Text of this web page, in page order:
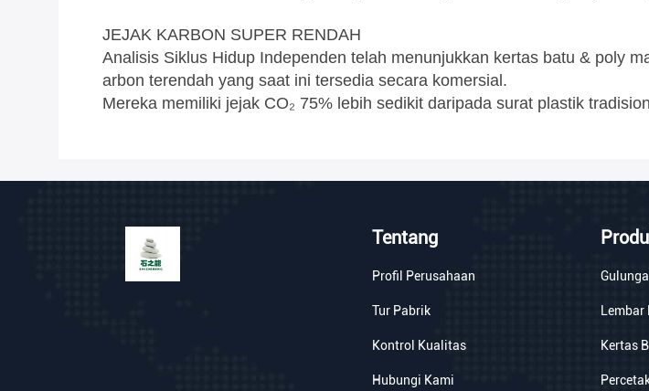
JEJAK KARBON SUPER RENDAH
Analisis Siklus Hidup Independen telah menunjukkan kertas batu & poly
arbon terendah yang saat ini tersedia secara komersial.
Mereka memiliki jejak CO₂ 75% lebih sedikit daripada surat plastik
Tentang
Profil Perusahaan
Tur Pabrik
Kontrol Kualitas
Hubungi Kami
Lembar
Kertas